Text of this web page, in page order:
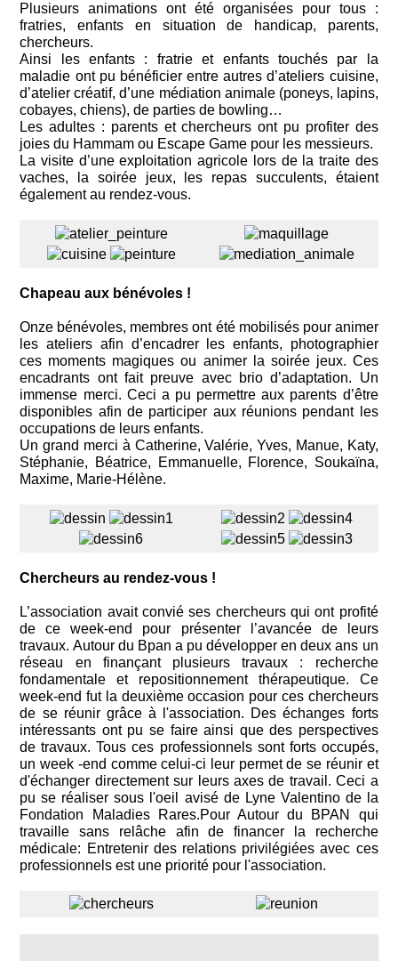
Plusieurs animations ont été organisées pour tous :
fratries, enfants en situation de handicap, parents,
chercheurs.
Ainsi les enfants : fratrie et enfants touchés par la
maladie ont pu bénéficier entre autres d’ateliers cuisine,
d’atelier créatif, d’une médiation animale (poneys, lapins,
cobayes, chiens), de parties de bowling…
Les adultes : parents et chercheurs ont pu profiter des
joies du Hammam ou Escape Game pour les messieurs.
La visite d’une exploitation agricole lors de la traite des
vaches, la soirée jeux, les repas succulents, étaient
également au rendez-vous.
Chapeau aux bénévoles !
Onze bénévoles, membres ont été mobilisés pour animer
les ateliers afin d’encadrer les enfants, photographier
ces moments magiques ou animer la soirée jeux. Ces
encadrants ont fait preuve avec brio d’adaptation. Un
immense merci. Ceci a pu permettre aux parents d’être
disponibles afin de participer aux réunions pendant les
occupations de leurs enfants.
Un grand merci à Catherine, Valérie, Yves, Manue, Katy,
Stéphanie, Béatrice, Emmanuelle, Florence, Soukaïna,
Maxime, Marie-Hélène.
Chercheurs au rendez-vous !
L’association avait convié ses chercheurs qui ont profité
de ce week-end pour présenter l’avancée de leurs
travaux. Autour du Bpan a pu développer en deux ans un
réseau en finançant plusieurs travaux : recherche
fondamentale et repositionnement thérapeutique. Ce
week-end fut la deuxième occasion pour ces chercheurs
de se réunir grâce à l'association. Des échanges forts
intéressants ont pu se faire ainsi que des perspectives
de travaux. Tous ces professionnels sont forts occupés,
un week -end comme celui-ci leur permet de se réunir et
d'échanger directement sur leurs axes de travail. Ceci a
pu se réaliser sous l'oeil avisé de Lyne Valentino de la
Fondation Maladies Rares.Pour Autour du BPAN qui
travaille sans relâche afin de financer la recherche
médicale: Entretenir des relations privilégiées avec ces
professionnels est une priorité pour l'association.